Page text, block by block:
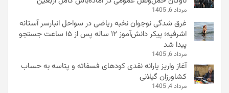
مرداد 6, 1405
غرق شدگی نوجوان نخبه ریاضی در سواحل انبارسر آستانه
اشرفیه؛ پیکر دانش‌آموز ۱۲ ساله پس از ۱۵ ساعت جستجو
پیدا شد
مرداد 6, 1405
آغاز واریز یارانه نقدی کودهای فسفاته و پتاسه به حساب
کشاورزان گیلانی
مرداد 4, 1405